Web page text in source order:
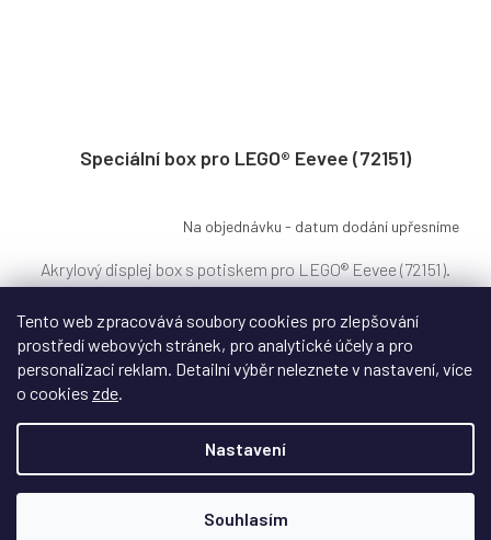
Tento web zpracovává soubory cookies pro zlepšování
prostředí webových stránek, pro analytické účely a pro
personalizaci reklam. Detailní výběr neleznete v nastavení, více
o cookies zde
Nastavení
Souhlasím
Speciální box pro LEGO® Eevee (72151)
Na objednávku - datum dodání upřesníme
Akrylový displej box s potiskem pro LEGO® Eevee (72151).
Kompaktní vitrína s jemným motivem...